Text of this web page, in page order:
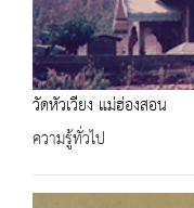
วัดหัวเวียง แม่ฮ่องสอน
ความรู้ทั่วไป